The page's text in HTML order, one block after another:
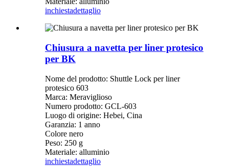
inchiestadettaglio
Chiusura a navetta per liner protesico
per BK
Nome del prodotto: Shuttle Lock per liner
protesico 603
Marca: Meraviglioso
Numero prodotto: GCL-603
Luogo di origine: Hebei, Cina
Garanzia: 1 anno
Colore nero
Peso: 250 g
Materiale: alluminio
inchiestadettaglio